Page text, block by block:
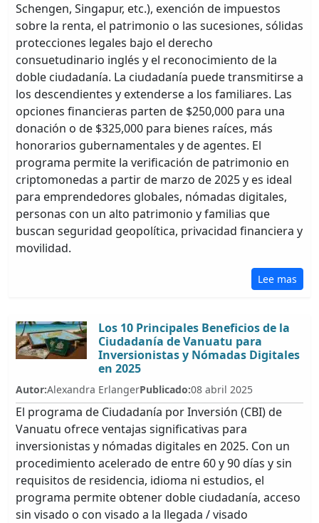
Schengen, Singapur, etc.), exención de impuestos
sobre la renta, el patrimonio o las sucesiones, sólidas
protecciones legales bajo el derecho
consuetudinario inglés y el reconocimiento de la
doble ciudadanía. La ciudadanía puede transmitirse a
los descendientes y extenderse a los familiares. Las
opciones financieras parten de $250,000 para una
donación o de $325,000 para bienes raíces, más
honorarios gubernamentales y de agentes. El
programa permite la verificación de patrimonio en
criptomonedas a partir de marzo de 2025 y es ideal
para emprendedores globales, nómadas digitales,
personas con un alto patrimonio y familias que
buscan seguridad geopolítica, privacidad financiera y
movilidad.
Lee mas
Los 10 Principales Beneficios de la
Ciudadanía de Vanuatu para
Inversionistas y Nómadas Digitales
en 2025
Autor:Alexandra ErlangerPublicado:08 abril 2025
El programa de Ciudadanía por Inversión (CBI) de
Vanuatu ofrece ventajas significativas para
inversionistas y nómadas digitales en 2025. Con un
procedimiento acelerado de entre 60 y 90 días y sin
requisitos de residencia, idioma ni estudios, el
programa permite obtener doble ciudadanía, acceso
sin visado o con visado a la llegada / visado